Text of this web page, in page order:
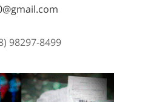
98297-8499